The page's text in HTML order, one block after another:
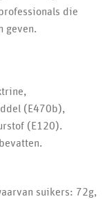
die
geven.
(E470b),
(E120).
suikers: 72g,